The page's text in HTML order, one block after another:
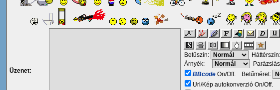
Üzenet:
Betűszín:
Árnyék:
BBcodeOn/Off. Betűméret:
Url/Kép autokonverzió On/Off.